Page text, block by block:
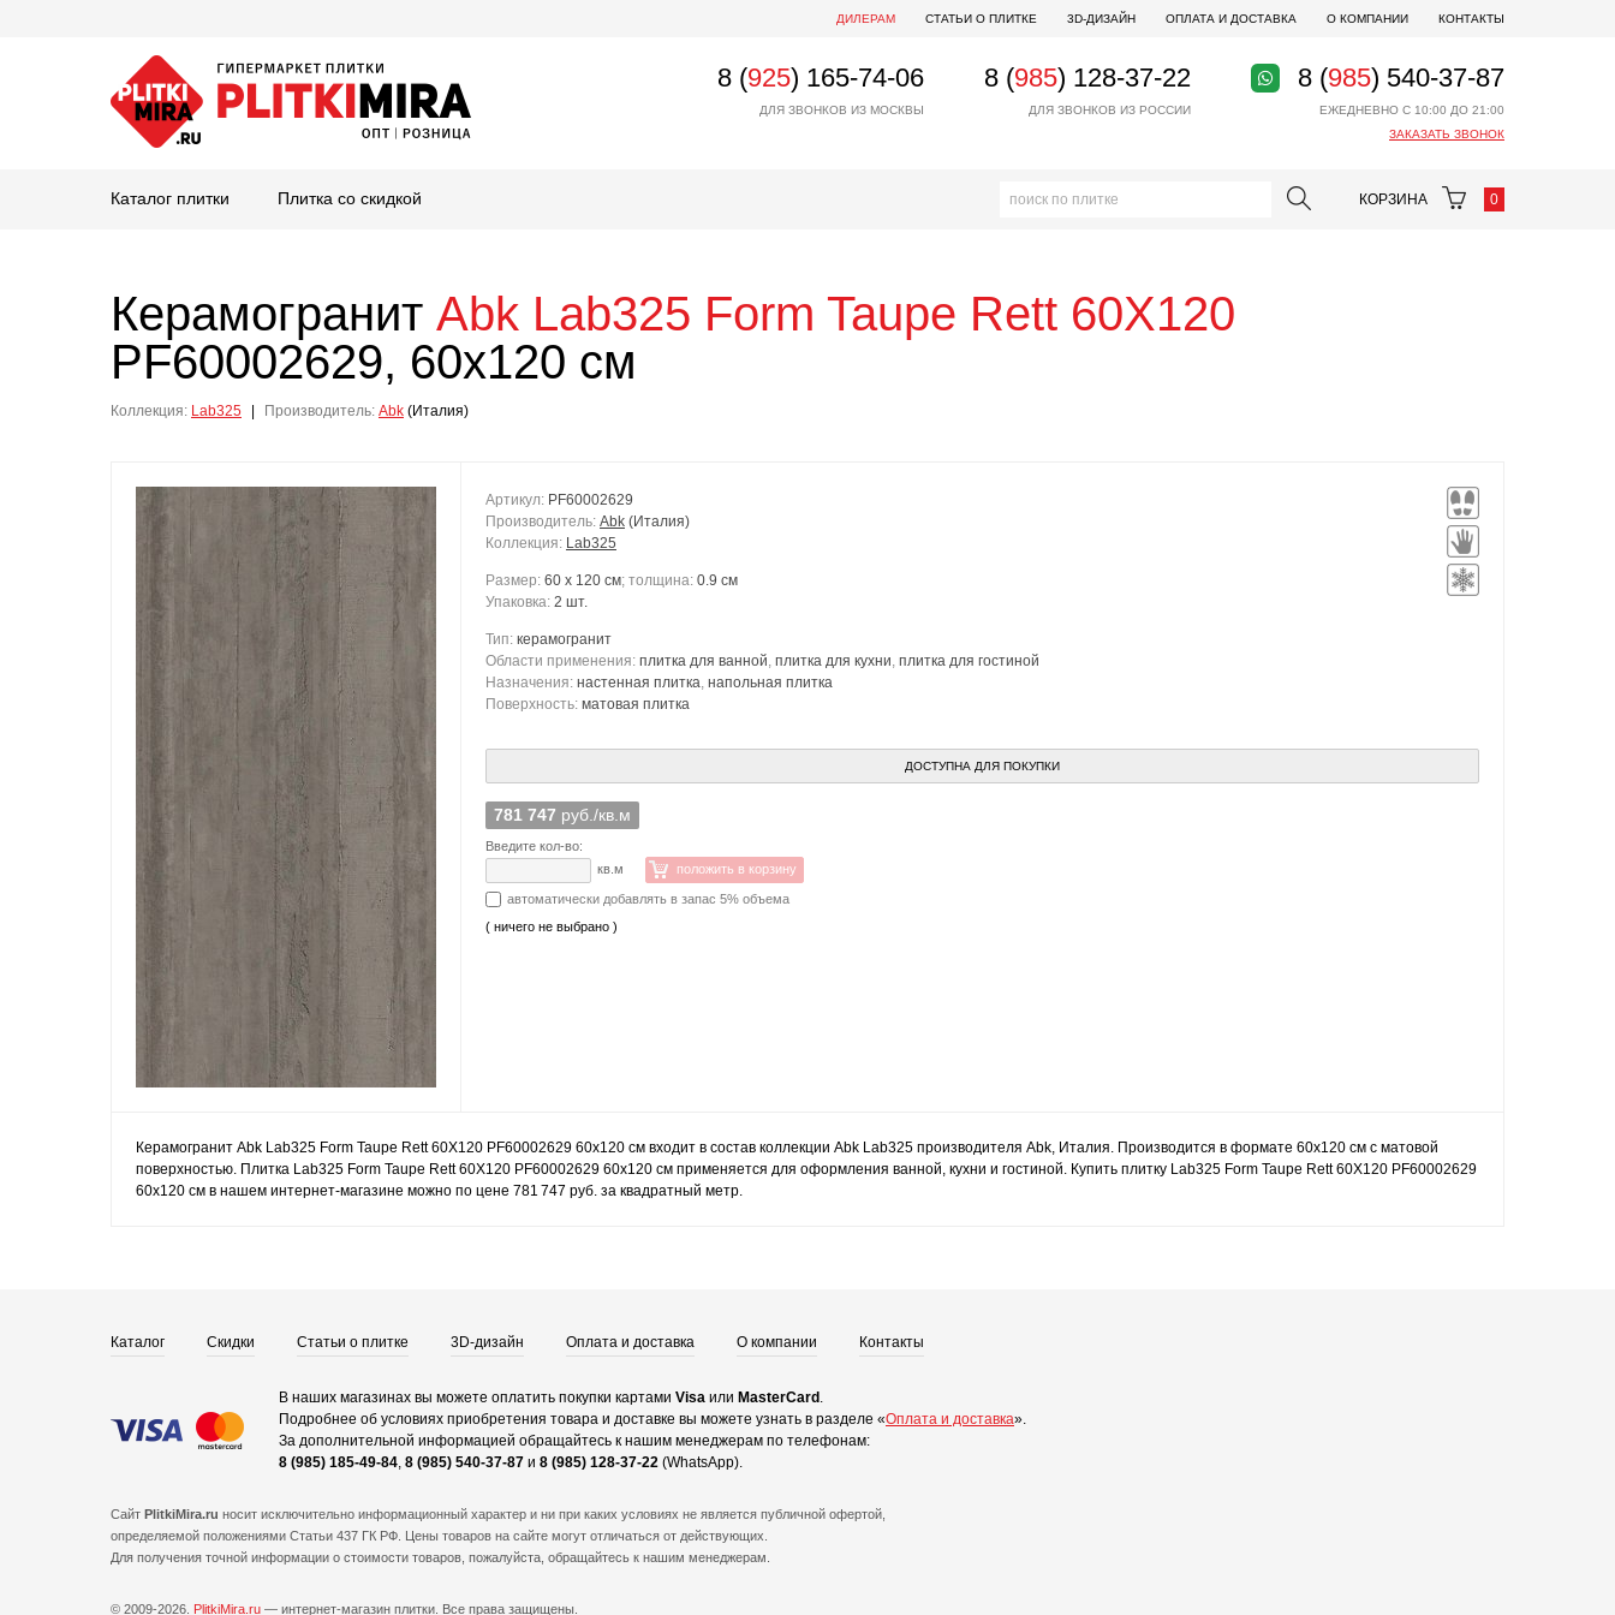
ДИЛЕРАМ СТАТЬИ О ПЛИТКЕ 3D-ДИЗАЙН ОПЛАТА И ДОСТАВКА О КОМПАНИИ КОНТАКТЫ
8 (925) 165-74-06
ДЛЯ ЗВОНКОВ ИЗ МОСКВЫ
8 (985) 128-37-22
ДЛЯ ЗВОНКОВ ИЗ РОССИИ
8 (985) 540-37-87
ЕЖЕДНЕВНО С 10:00 ДО 21:00
ЗАКАЗАТЬ ЗВОНОК
Каталог плитки Плитка со скидкой КОРЗИНА 0
Керамогранит Abk Lab325 Form Taupe Rett 60X120
PF60002629, 60x120 см
Коллекция: Lab325 Производитель: Abk (Италия)
Артикул: PF60002629
Производитель: Abk (Италия)
Коллекция: Lab325
Размер: 60 x 120 см; толщина: 0.9 см
Упаковка: 2 шт.
Тип: керамогранит
Области применения: плитка для ванной, плитка для кухни, плитка для гостиной
Назначения: настенная плитка, напольная плитка
Поверхность: матовая плитка
ДОСТУПНА ДЛЯ ПОКУПКИ
781 747 руб./кв.м
Введите кол-во:
кв.м
положить в корзину
автоматически добавлять в запас 5% объема
( ничего не выбрано )
Керамогранит Abk Lab325 Form Taupe Rett 60X120 PF60002629 60x120 см входит в состав коллекции Abk Lab325 производителя Abk, Италия. Производится в формате 60x120 см с матовой
поверхностью. Плитка Lab325 Form Taupe Rett 60X120 PF60002629 60x120 см применяется для оформления ванной, кухни и гостиной. Купить плитку Lab325 Form Taupe Rett 60X120 PF60002629
60x120 см в нашем интернет-магазине можно по цене 781 747 руб. за квадратный метр.
Каталог Скидки Статьи о плитке 3D-дизайн Оплата и доставка О компании Контакты
В наших магазинах вы можете оплатить покупки картами Visa или MasterCard .
Подробнее об условиях приобретения товара и доставке вы можете узнать в разделе «Оплата и доставка».
За дополнительной информацией обращайтесь к нашим менеджерам по телефонам:
8 (985) 185-49-84, 8 (985) 540-37-87 и 8 (985) 128-37-22 (WhatsApp).
Сайт PlitkiMira.ru носит исключительно информационный характер и ни при каких условиях не является публичной офертой,
определяемой положениями Статьи 437 ГК РФ. Цены товаров на сайте могут отличаться от действующих.
Для получения точной информации о стоимости товаров, пожалуйста, обращайтесь к нашим менеджерам.
© 2009-2026. PlitkiMira.ru — интернет-магазин плитки. Все права защищены.